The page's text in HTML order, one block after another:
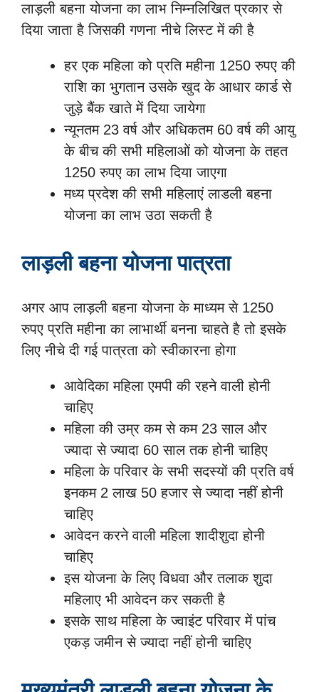
लाड़ली बहना योजना का लाभ निम्नलिखित प्रकार से
दिया जाता है जिसकी गणना नीचे लिस्ट में की है
हर एक महिला को प्रति महीना 1250 रुपए की
राशि का भुगतान उसके खुद के आधार कार्ड से
जुड़े बैंक खाते में दिया जायेगा
न्यूनतम 23 वर्ष और अधिकतम 60 वर्ष की आयु
के बीच की सभी महिलाओं को योजना के तहत
1250 रुपए का लाभ दिया जाएगा
मध्य प्रदेश की सभी महिलाएं लाडली बहना
योजना का लाभ उठा सकती है
लाड़ली बहना योजना पात्रता
अगर आप लाड़ली बहना योजना के माध्यम से 1250
रुपए प्रति महीना का लाभार्थी बनना चाहते है तो इसके
लिए नीचे दी गई पात्रता को स्वीकारना होगा
आवेदिका महिला एमपी की रहने वाली होनी
चाहिए
महिला की उम्र कम से कम 23 साल और
ज्यादा से ज्यादा 60 साल तक होनी चाहिए
महिला के परिवार के सभी सदस्यों की प्रति वर्ष
इनकम 2 लाख 50 हजार से ज्यादा नहीं होनी
चाहिए
आवेदन करने वाली महिला शादीशुदा होनी
चाहिए
इस योजना के लिए विधवा और तलाक शुदा
महिलाए भी आवेदन कर सकती है
इसके साथ महिला के ज्वाइंट परिवार में पांच
एकड़ जमीन से ज्यादा नहीं होनी चाहिए